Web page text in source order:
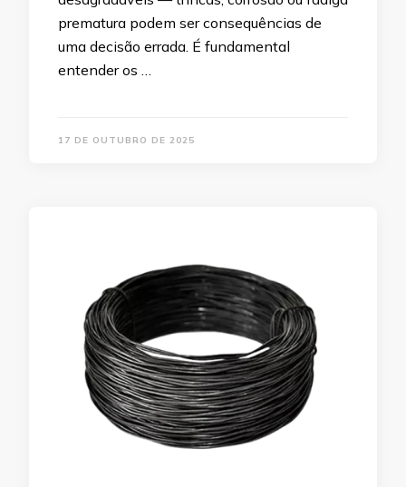
prematura podem ser consequências de
uma decisão errada. É fundamental
entender os …
17 DE OUTUBRO DE 2025